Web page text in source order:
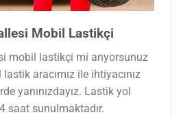
Mobil Lastikçi
mobil lastikçi mi arıyorsunuz
aracımız ile ihtiyacınız
yanınızdayız. Lastik yol
saat sunulmaktadır.